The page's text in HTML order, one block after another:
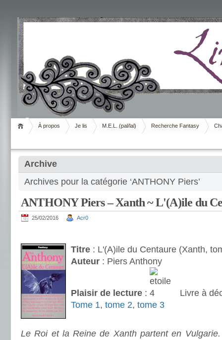
Livrement
À propos Je lis M.E.L. (pal/lal) Recherche Fantasy
Archive
Archives pour la catégorie ‘ANTHONY Piers’
ANTHONY Piers – Xanth ~ L'(A)ile du
25/02/2016 Acr0
Titre : L'(A)ile du Centaure (Xanth,
Auteur : Piers Anthony
Plaisir de lecture :
Livre à
Tome 1, tome 2, tome 3
Le Roi et la Reine de Xanth partent en